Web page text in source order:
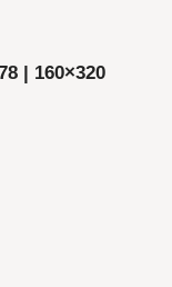
| 160×320